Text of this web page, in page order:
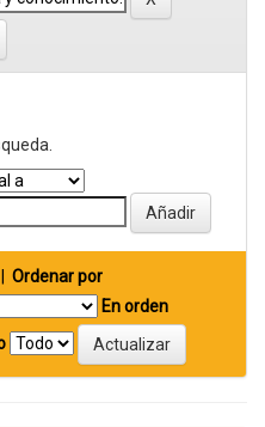
Ordenar por
En orden